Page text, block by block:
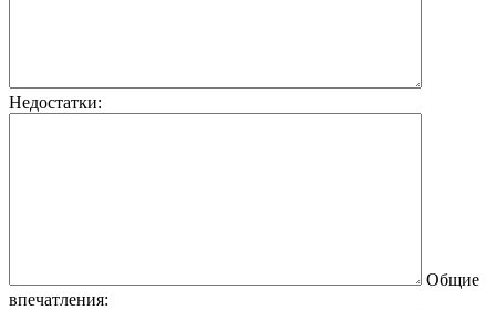
Недостатки:
Общие
впечатления: